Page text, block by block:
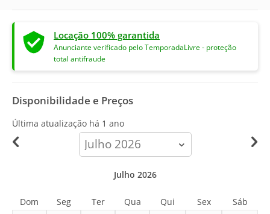
Locação 100% garantida
Anunciante verificado pelo TemporadaLivre - proteção
total antifraude
Disponibilidade e Preços
Última atualização há 1 ano
calendar-
month
Julho 2026
Dom Seg Ter Qua Qui Sex Sáb